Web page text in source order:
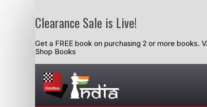
Clearance Sale is Live!
Get a FREE book on purchasing 2 or more books.
Shop Books